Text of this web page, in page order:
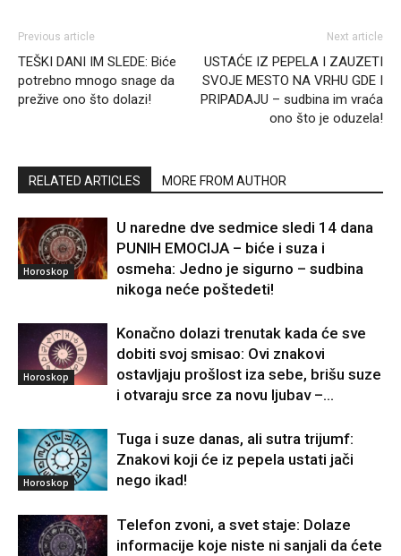
Previous article
TEŠKI DANI IM SLEDE: Biće
potrebno mnogo snage da
prežive ono što dolazi!
Next article
USTAĆE IZ PEPELA I ZAUZETI
SVOJE MESTO NA VRHU GDE I
PRIPADAJU – sudbina im vraća
ono što je oduzela!
RELATED ARTICLES MORE FROM AUTHOR
Horoskop
U naredne dve sedmice sledi 14 dana
PUNIH EMOCIJA – biće i suza i
osmeha: Jedno je sigurno – sudbina
nikoga neće poštedeti!
Horoskop
Konačno dolazi trenutak kada će sve
dobiti svoj smisao: Ovi znakovi
ostavljaju prošlost iza sebe, brišu suze
i otvaraju srce za novu ljubav –...
Horoskop
Tuga i suze danas, ali sutra trijumf:
Znakovi koji će iz pepela ustati jači
nego ikad!
Telefon zvoni, a svet staje: Dolaze
informacije koje niste ni sanjali da ćete